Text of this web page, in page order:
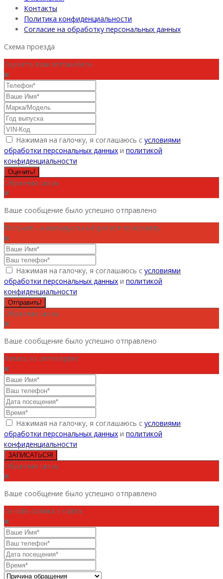
Контакты
Политика конфиденциальности
Согласие на обработку персональных данных
Схема проезда
Оценить ваш автомобиль
Нажимая на галочку, я соглашаюсь с условиями
обработки персональных данных и политикой
конфиденциальности
Оценить!
Обратная связь
Ваше сообщение было успешно отправлено
Получить индивидуальный расчет по кредиту
Нажимая на галочку, я соглашаюсь с условиями
обработки персональных данных и политикой
конфиденциальности
Отправить!
Обратная связь
Ваше сообщение было успешно отправлено
Запись на автосервис
Нажимая на галочку, я соглашаюсь с условиями
обработки персональных данных и политикой
конфиденциальности
ЗАПИСАТЬСЯ!
Обратная связь
Ваше сообщение было успешно отправлено
Онлайн-заявка с сайта